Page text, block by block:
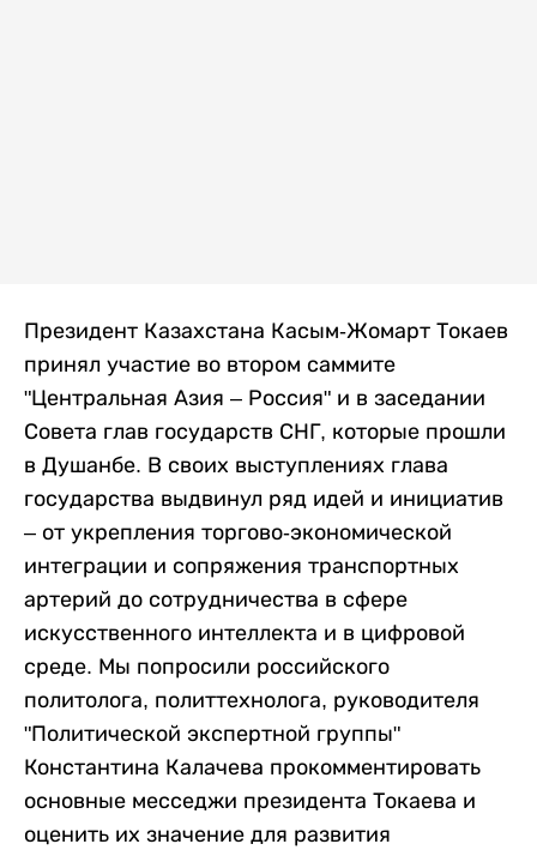
Президент Казахстана Касым-Жомарт Токаев
принял участие во втором саммите
"Центральная Азия – Россия" и в заседании
Совета глав государств СНГ, которые прошли
в Душанбе. В своих выступлениях глава
государства выдвинул ряд идей и инициатив
– от укрепления торгово-экономической
интеграции и сопряжения транспортных
артерий до сотрудничества в сфере
искусственного интеллекта и в цифровой
среде. Мы попросили российского
политолога, политтехнолога, руководителя
"Политической экспертной группы"
Константина Калачева прокомментировать
основные месседжи президента Токаева и
оценить их значение для развития